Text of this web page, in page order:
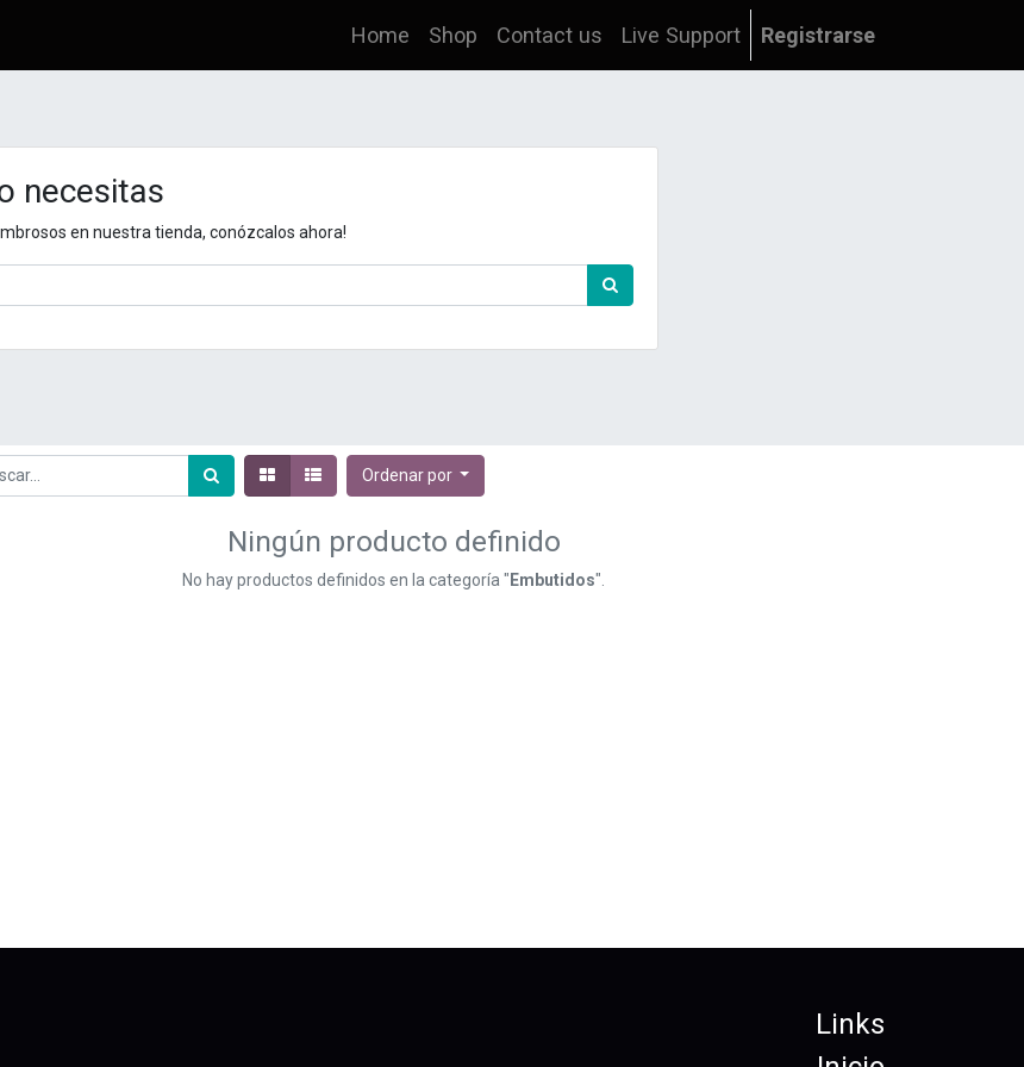
Home Shop Contact us Live Support Registrarse
necesitas
en nuestra tienda, conózcalos ahora!
Ordenar por
Ningún producto definido
No hay productos definidos en la categoría " Embutidos".
Links